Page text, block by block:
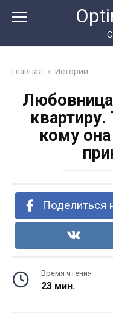
Главная » Истории
квартиру.
кому
Поделиться
Время чтения
23 мин.